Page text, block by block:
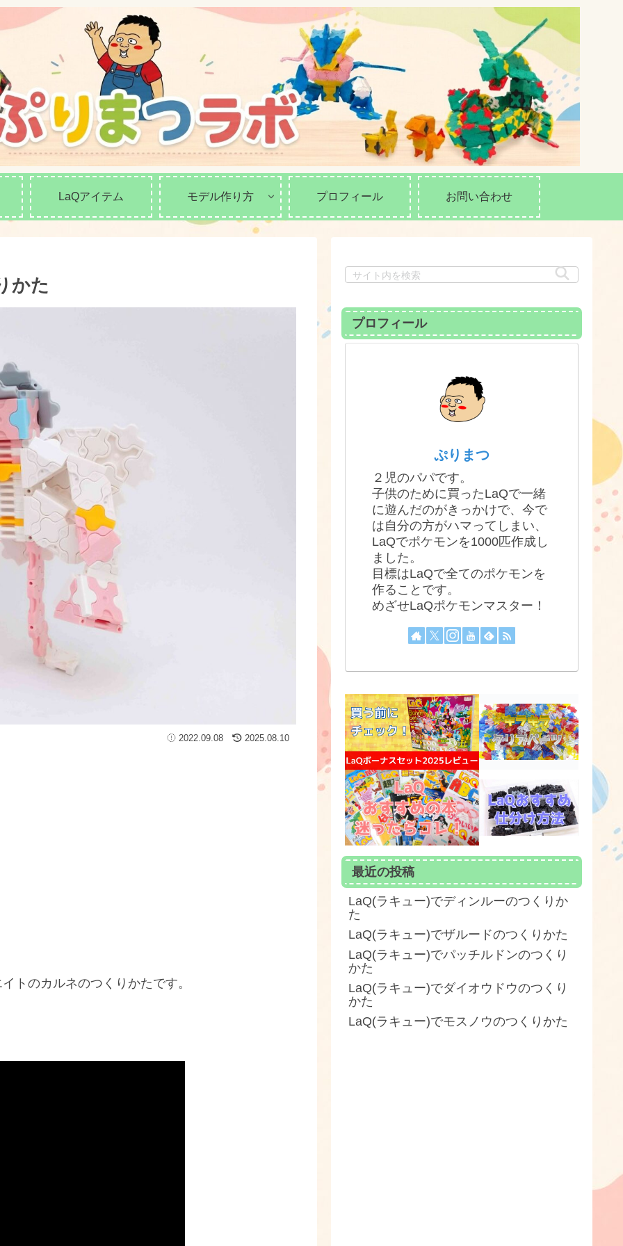
LaQアイテム モデル作り方 プロフィール お問い合わせ
かた
2022.09.08 2025.08.10
トのカルネのつくりかたです。
プロフィール
ぷりまつ
２児のパパです。
子供のために買ったLaQで一緒
に遊んだのがきっかけで、今で
は自分の方がハマってしまい、
LaQでポケモンを1000匹作成し
ました。
目標はLaQで全てのポケモンを
作ることです。
めざせLaQポケモンマスター！
最近の投稿
LaQ(ラキュー)でディンルーのつくりか
た
LaQ(ラキュー)でザルードのつくりかた
LaQ(ラキュー)でパッチルドンのつくり
かた
LaQ(ラキュー)でダイオウドウのつくり
かた
LaQ(ラキュー)でモスノウのつくりかた